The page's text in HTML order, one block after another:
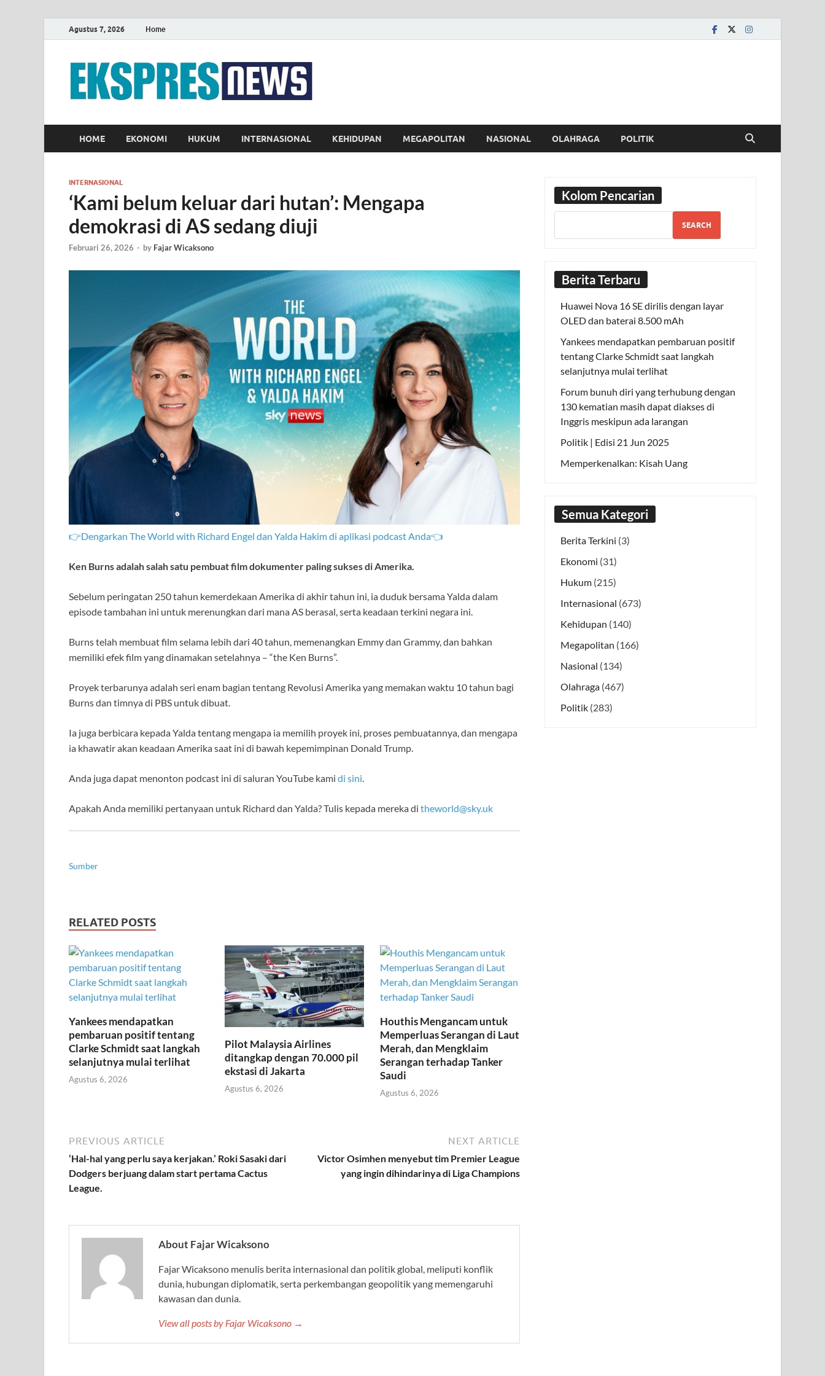
Agustus 7, 2026 Home
HOME EKONOMI HUKUM INTERNASIONAL KEHIDUPAN MEGAPOLITAN NASIONAL OLAHRAGA POLITIK
INTERNASIONAL
‘Kami belum keluar dari hutan’: Mengapa
demokrasi di AS sedang diuji
Februari 26, 2026 - by Fajar Wicaksono
👉Dengarkan The World with Richard Engel dan Yalda Hakim di aplikasi podcast Anda👈
Ken Burns adalah salah satu pembuat film dokumenter paling sukses di Amerika.
Sebelum peringatan 250 tahun kemerdekaan Amerika di akhir tahun ini, ia duduk bersama Yalda dalam
episode tambahan ini untuk merenungkan dari mana AS berasal, serta keadaan terkini negara ini.
Burns telah membuat film selama lebih dari 40 tahun, memenangkan Emmy dan Grammy, dan bahkan
memiliki efek film yang dinamakan setelahnya – “the Ken Burns”.
Proyek terbarunya adalah seri enam bagian tentang Revolusi Amerika yang memakan waktu 10 tahun bagi
Burns dan timnya di PBS untuk dibuat.
Ia juga berbicara kepada Yalda tentang mengapa ia memilih proyek ini, proses pembuatannya, dan mengapa
ia khawatir akan keadaan Amerika saat ini di bawah kepemimpinan Donald Trump.
Anda juga dapat menonton podcast ini di saluran YouTube kami di sini.
Apakah Anda memiliki pertanyaan untuk Richard dan Yalda? Tulis kepada mereka di theworld@sky.uk
Sumber
RELATED POSTS
Yankees mendapatkan
pembaruan positif tentang
Clarke Schmidt saat langkah
selanjutnya mulai terlihat
Agustus 6, 2026
Pilot Malaysia Airlines
ditangkap dengan 70.000 pil
ekstasi di Jakarta
Agustus 6, 2026
Houthis Mengancam untuk
Memperluas Serangan di Laut
Merah, dan Mengklaim
Serangan terhadap Tanker
Saudi
Agustus 6, 2026
PREVIOUS ARTICLE
‘Hal-hal yang perlu saya kerjakan.’ Roki Sasaki dari
Dodgers berjuang dalam start pertama Cactus
League.
NEXT ARTICLE
Victor Osimhen menyebut tim Premier League
yang ingin dihindarinya di Liga Champions
About Fajar Wicaksono
Fajar Wicaksono menulis berita internasional dan politik global, meliputi konflik
dunia, hubungan diplomatik, serta perkembangan geopolitik yang memengaruhi
kawasan dan dunia.
View all posts by Fajar Wicaksono →
Kolom Pencarian
SEARCH
Berita Terbaru
Huawei Nova 16 SE dirilis dengan layar
OLED dan baterai 8.500 mAh
Yankees mendapatkan pembaruan positif
tentang Clarke Schmidt saat langkah
selanjutnya mulai terlihat
Forum bunuh diri yang terhubung dengan
130 kematian masih dapat diakses di
Inggris meskipun ada larangan
Politik | Edisi 21 Jun 2025
Memperkenalkan: Kisah Uang
Semua Kategori
Berita Terkini (3)
Ekonomi (31)
Hukum (215)
Internasional (673)
Kehidupan (140)
Megapolitan (166)
Nasional (134)
Olahraga (467)
Politik (283)